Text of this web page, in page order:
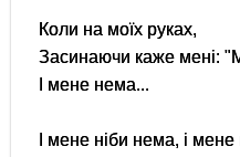
Коли на моїх руках,
Засинаючи каже мені:
І мене нема...
І мене ніби нема, і